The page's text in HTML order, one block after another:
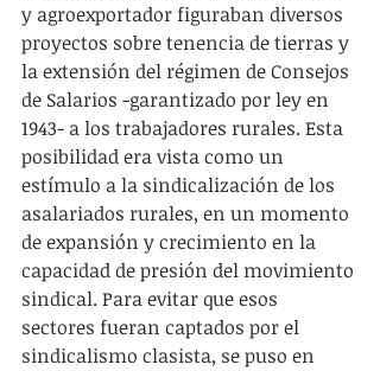
y agroexportador figuraban diversos
proyectos sobre tenencia de tierras y
la extensión del régimen de Consejos
de Salarios -garantizado por ley en
1943- a los trabajadores rurales. Esta
posibilidad era vista como un
estímulo a la sindicalización de los
asalariados rurales, en un momento
de expansión y crecimiento en la
capacidad de presión del movimiento
sindical. Para evitar que esos
sectores fueran captados por el
sindicalismo clasista, se puso en